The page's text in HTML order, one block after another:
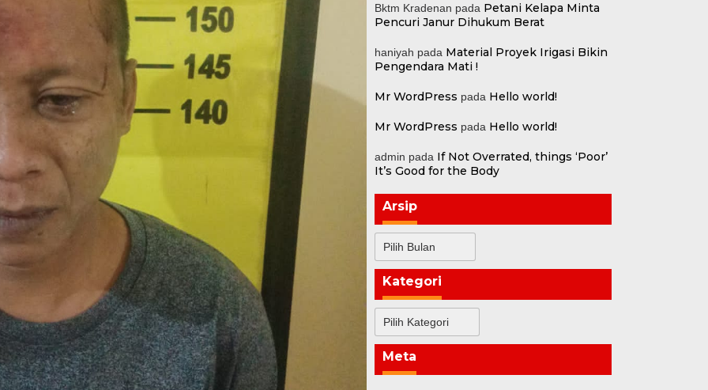
Bktm Kradenan pada Petani Kelapa Minta
Pencuri Janur Dihukum Berat
haniyah pada Material Proyek Irigasi Bikin
Pengendara Mati !
Mr WordPress pada Hello world!
Mr WordPress pada Hello world!
admin pada If Not Overrated, things ‘Poor’
It’s Good for the Body
Arsip
Kategori
Meta